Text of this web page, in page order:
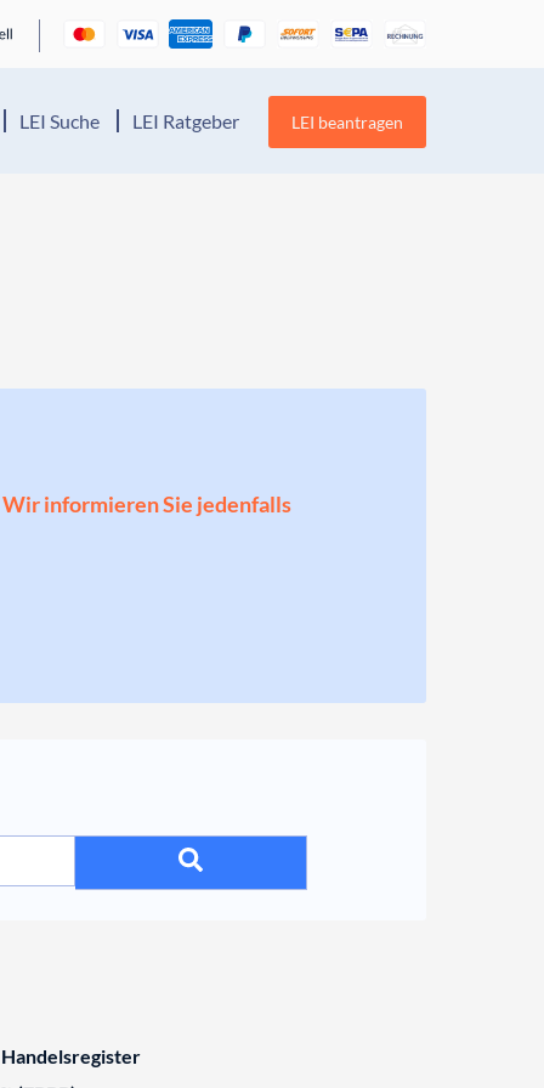
LEI Suche LEI Ratgeber LEI beantragen
Wir informieren Sie jedenfalls